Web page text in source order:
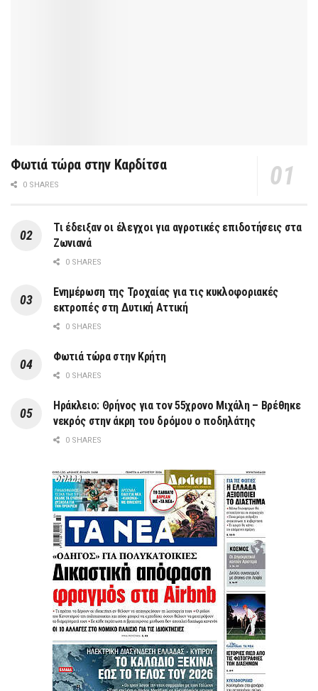
Φωτιά τώρα στην Καρδίτσα
0 SHARES
Τι έδειξαν οι έλεγχοι για αγροτικές επιδοτήσεις στα
Ζωνιανά
0 SHARES
Ενημέρωση της Τροχαίας για τις κυκλοφοριακές
εκτροπές στη Δυτική Αττική
0 SHARES
Φωτιά τώρα στην Κρήτη
0 SHARES
Ηράκλειο: Θρήνος για τον 55χρονο Μιχάλη – Βρέθηκε
νεκρός στην άκρη του δρόμου ο ποδηλάτης
0 SHARES